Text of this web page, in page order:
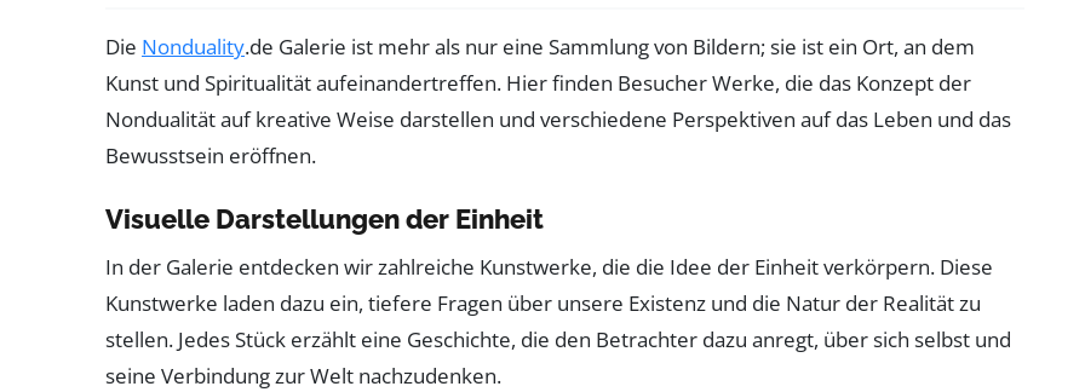
Die Nonduality.de Galerie ist mehr als nur eine Sammlung von Bildern; sie ist ein Ort, an dem
Kunst und Spiritualität aufeinandertreffen. Hier finden Besucher Werke, die das Konzept der
Nondualität auf kreative Weise darstellen und verschiedene Perspektiven auf das Leben und das
Bewusstsein eröffnen.
Visuelle Darstellungen der Einheit
In der Galerie entdecken wir zahlreiche Kunstwerke, die die Idee der Einheit verkörpern. Diese
Kunstwerke laden dazu ein, tiefere Fragen über unsere Existenz und die Natur der Realität zu
stellen. Jedes Stück erzählt eine Geschichte, die den Betrachter dazu anregt, über sich selbst und
seine Verbindung zur Welt nachzudenken.